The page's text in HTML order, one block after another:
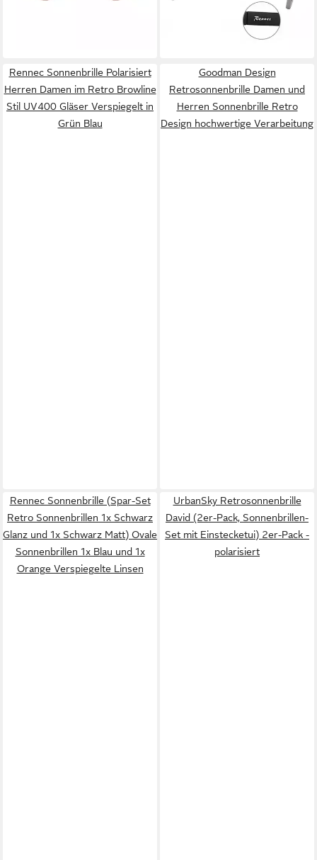
Getönt oder Verspiegelt 3in2
lieferbar - in 2-3 Werktagen bei dir
Rennec Sonnenbrille Polarisiert
Herren Damen im Retro Browline
Stil UV400 Gläser Verspiegelt in
Grün Blau
Goodman Design
Retrosonnenbrille Damen und
Herren Sonnenbrille Retro
Design hochwertige Verarbeitung
Rennec Sonnenbrille (Spar-Set
Retro Sonnenbrillen 1x Schwarz
Glanz und 1x Schwarz Matt) Ovale
Sonnenbrillen 1x Blau und 1x
Orange Verspiegelte Linsen
UrbanSky Retrosonnenbrille
David (2er-Pack, Sonnenbrillen-
Set mit Einstecketui) 2er-Pack -
polarisiert